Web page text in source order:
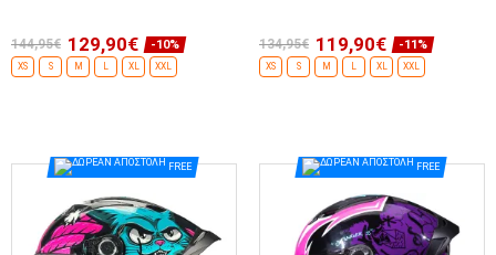
144,95€ 129,90€ -10%
XS S M L XL XXL
134,95€ 119,90€ -11%
XS S M L XL XXL
FREE FREE